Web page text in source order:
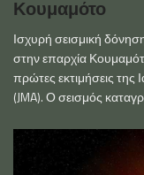
Κουμαμότο
Ισχυρή σεισμική
στην επαρχία
πρώτες εκτιμήσεις
(JMA). Ο σεισμός καταγρ